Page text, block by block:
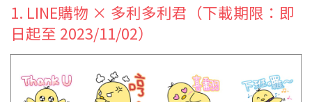
1. LINE購物 × 多利多利君（下載期限：即
日起至 2023/11/02）